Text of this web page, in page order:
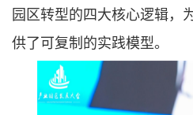
园区转型的四大核心逻辑，
供了可复制的实践模型。